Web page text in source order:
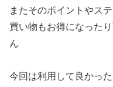
またそのポイントやス
買い物もお得になった
ん
今回は利用して良かっ